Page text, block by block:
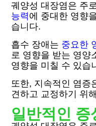
궤양성 대장염은 주
능력에 중대한 영향
습니다.
흡수 장애는 중요한
로 영향을 받는 영양
영향을 미칠 수 있습
또한, 지속적인 염증
견하고 교정하기 위
일반적인 증